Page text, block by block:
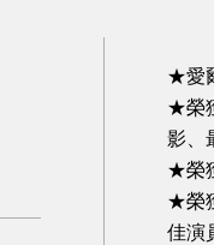
★愛
★榮
影、
★榮
★榮
佳演